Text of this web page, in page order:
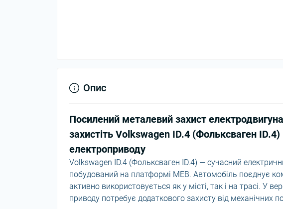
Опис
Посилений металевий захист
захистіть Volkswagen ID.4 (Фольксваген ID.4)
електроприводу
Volkswagen ID.4 (Фольксваген ID.4) — сучасний
побудований на платформі MEB. Автомобіль поєднує
активно використовується як у місті, так і на трасі. У
приводу потребує додаткового захисту від механічних